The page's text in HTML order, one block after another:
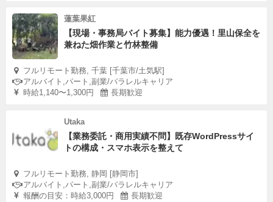
蓮葉果紅
【現場・事務局バイト募集】能力優遇！里山保全を
兼ねた畑作業と竹林整備
フルリモート勤務, 千葉 [千葉市/土気駅]
アルバイト,パート,副業/パラレルキャリア
時給1,140〜1,300円
長期歓迎
Utaka
【業務委託・商用実績不問】既存WordPressサイ
トの構成・スマホ表示を整えて
フルリモート勤務, 静岡 [静岡市]
アルバイト,パート,副業/パラレルキャリア
報酬の目安：時給3,000円
長期歓迎